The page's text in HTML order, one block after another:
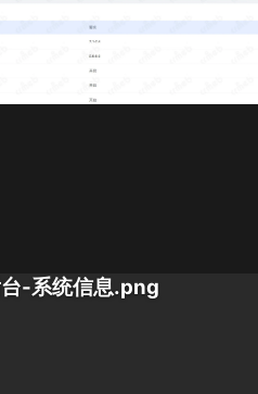
-系统信息.png